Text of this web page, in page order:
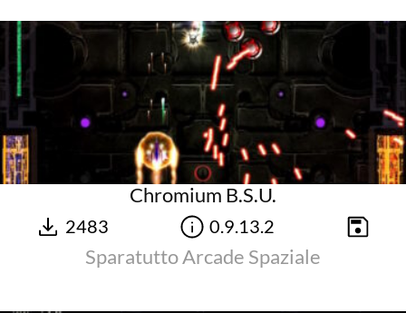
Chromium B.S.U.
2483 0.9.13.2
Sparatutto Arcade Spaziale